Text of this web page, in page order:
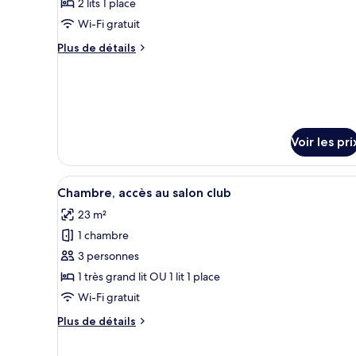
lits
une
place
photos
pour
ce
2
lits
une
place
2 lits 1 place
Wi-Fi gratuit
Plus de détails
Plus
Chambre
Exécutive,
2
une
place
Voir les
Afficher
toutes
les
photos
pour
ce
type
chambre :
Literie de qualité supérieure,
9
Chambre, accès au salon club
23 m²
1 chambre
3 personnes
1 très grand lit OU 1 lit 1 place
Wi-Fi gratuit
Plus de détails
Plus